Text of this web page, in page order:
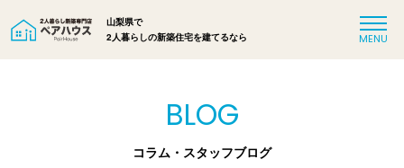
山梨県で
2人暮らしの新築住宅を建てるなら
BLOG
コラム・スタッフブログ